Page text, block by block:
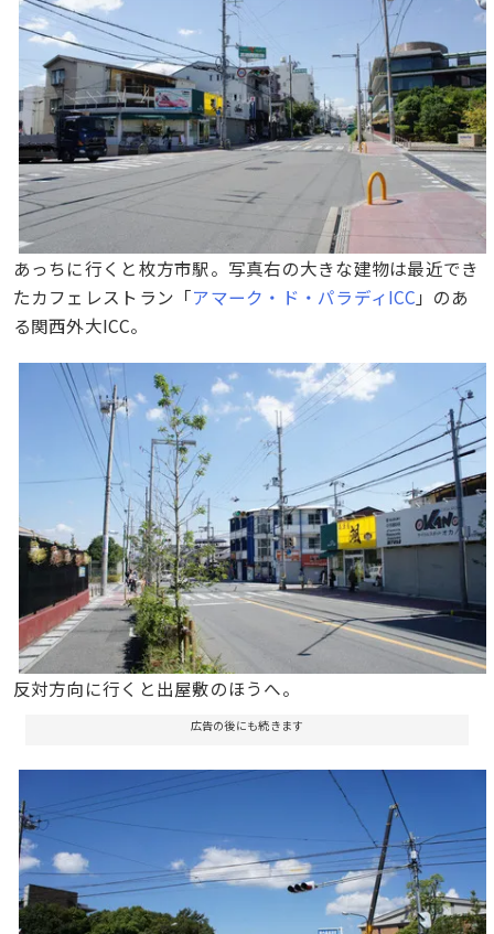
あっちに行くと枚方市駅。写真右の大きな建物は最近でき
たカフェレストラン「アマーク・ド・パラディICC 」のあ
る関西外大ICC。
反対方向に行くと出屋敷のほうへ。
広告の後にも続きます